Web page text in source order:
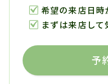
希望の来店日時
まずは来店して
予